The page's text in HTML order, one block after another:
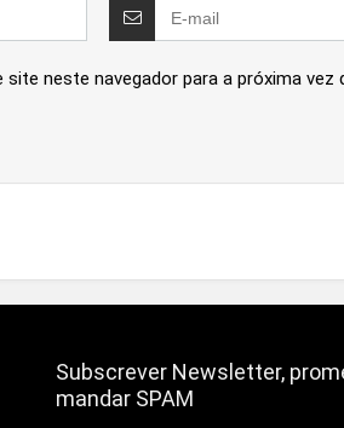
site neste navegador para a próxima vez
Subscrever Newsletter,
mandar SPAM